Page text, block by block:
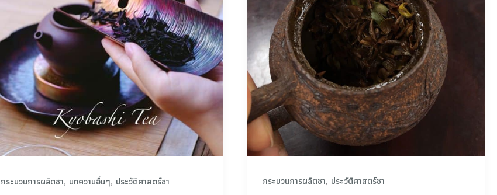
กระบวนการผลิตชา, บทความอื่นๆ, ประวัติศาสตร์ชา กระบวนการผลิตชา, ประวัติศาสตร์ชา